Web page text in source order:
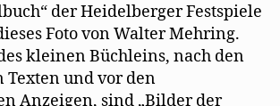
der Heidelberger Festspiele
Foto von Walter Mehring.
kleinen Büchleins, nach den
und vor den
Anzeigen, sind „Bilder der